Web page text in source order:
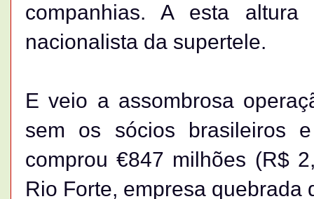
companhias. A esta
nacionalista da supertele.
E veio a assombrosa
sem os sócios brasileiros
comprou €847 milhões (R$
Rio Forte, empresa quebrada